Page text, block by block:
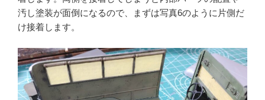
汚し塗装が面倒になるので、まずは写真6のように片側だ
け接着します。